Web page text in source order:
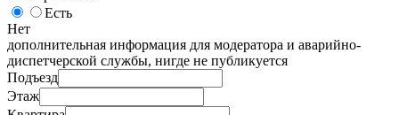
Есть
Нет
дополнительная информация для модератора и аварийно-
диспетчерской службы, нигде не публикуется
Подъезд
Этаж